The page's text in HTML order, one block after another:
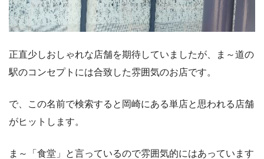
正直少しおしゃれな店舗を期待していましたが、ま～道の
駅のコンセプトには合致した雰囲気のお店です。
で、この名前で検索すると岡崎にある単店と思われる店舗
がヒットします。
ま～「食堂」と言っているので雰囲気的にはあっています